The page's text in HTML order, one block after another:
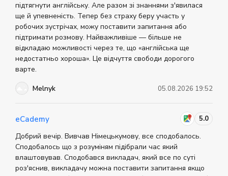
Крім цих порад, рекомендується пройти курси
підготовки до складання КЕТ. Мовні школи мають
власні методики та плани занять, які допомагають
успішно скласти тест A2 Key.
Як залишатися мотивованим
протягом усього процесу підготовки?
Щоб залишатися мотивованим у процесі підготовки
Урізноманітніть методи навчання, спілкуйтеся з
однодумцями та використовуйте англійську в
повсякденному житті. Це допоможе зберегти
інтерес до підготовки. Пам'ятайте про важливість
відзначати свої досягнення і не боятися помилок,
адже вони є частиною навчального процесу. Також
підтягнути англійську. Але разом зі знаннями з'явилася
ще й упевненість. Тепер без страху беру участь у
робочих зустрічах, можу поставити запитання або
підтримати розмову. Найважливіше — більше не
відкладаю можливості через те, що «англійська ще
недостатньо хороша». Це відчуття свободи дорогого
варте.
Melnyk
05.08.2026 19:52
eCademy 5.0
Добрий вечір. Вивчав Німецькумову, все сподобалось.
Сподобалось що з розуміням підібрали час який
влаштовував. Сподобався викладач, який все по суті
роз'яснив, викладачу можна поставити запитання якщо